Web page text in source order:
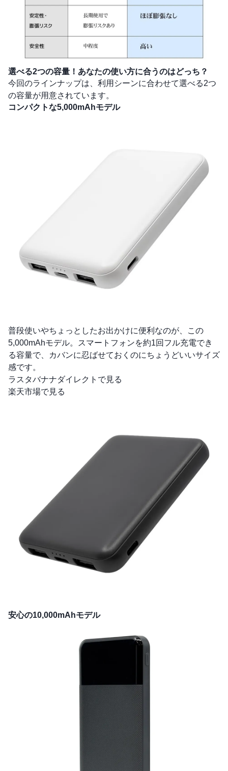
選べる2つの容量！あなたの使い方に合うのはどっち？
今回のラインナップは、利用シーンに合わせて選べる2つ
の容量が用意されています。
コンパクトな5,000mAhモデル
普段使いやちょっとしたお出かけに便利なのが、この
5,000mAhモデル。スマートフォンを約1回フル充電でき
る容量で、カバンに忍ばせておくのにちょうどいいサイズ
感です。
ラスタバナナダイレクトで見る
楽天市場で見る
安心の10,000mAhモデル